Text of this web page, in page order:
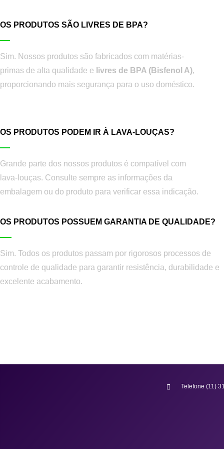
OS PRODUTOS SÃO LIVRES DE BPA?
Sim. Nossos produtos são fabricados com matérias-
primas de alta qualidade e livres de BPA (Bisfenol A),
proporcionando mais segurança para o uso doméstico.
OS PRODUTOS PODEM IR À LAVA-LOUÇAS?
Grande parte dos nossos produtos é compatível com
lava-louças. Consulte sempre as informações da
embalagem ou do produto para verificar essa indicação.
OS PRODUTOS POSSUEM GARANTIA DE QUALIDADE?
Sim. Todos os produtos passam por rigorosos processos de
controle de qualidade para garantir resistência, durabilidade e
excelente acabamento.
Telefone (11)